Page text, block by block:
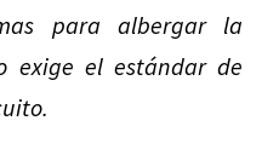
para albergar la
exige el estándar de